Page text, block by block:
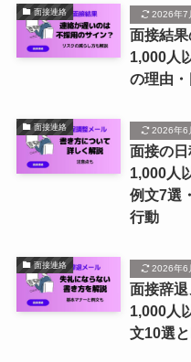
面接連絡
面接結
1,000人
の理由
2026年7
面接連絡
面接の
1,000人
例文7選
行動
2026年6
面接連絡
面接辞退
1,000人
文10選
2026年6